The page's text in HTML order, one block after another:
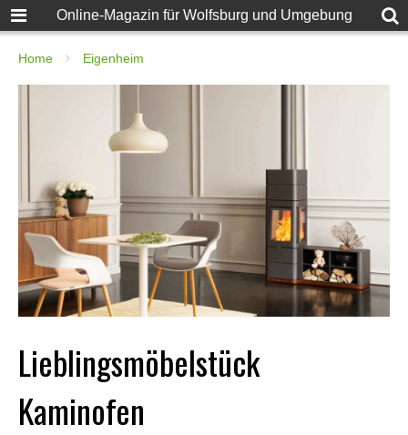
Online-Magazin für Wolfsburg und Umgebung
Home Eigenheim
Lieblingsmöbelstück
Kaminofen